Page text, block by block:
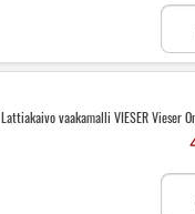
One
Lattiakaivo vaakamalli VIESER Vieser